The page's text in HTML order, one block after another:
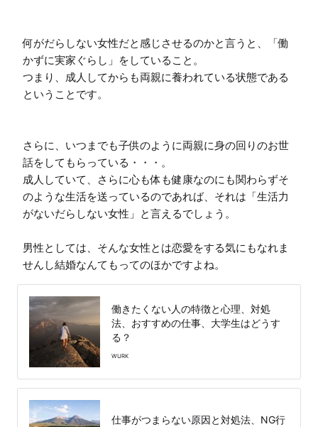
何がだらしない女性だと感じさせるのかと言うと、「働
かずに実家ぐらし」をしていること。
つまり、成人してからも両親に養われている状態である
ということです。
さらに、いつまでも子供のように両親に身の回りのお世
話をしてもらっている・・・。
成人していて、さらに心も体も健康なのにも関わらずそ
のような生活を送っているのであれば、それは「生活力
がないだらしない女性」と言えるでしょう。
男性としては、そんな女性とは恋愛をする気にもなれま
せんし結婚なんてもってのほかですよね。
働きたくない人の特徴と心理、対処
法、おすすめの仕事、大学生はどうす
る？
WURK
仕事がつまらない原因と対処法、NG行